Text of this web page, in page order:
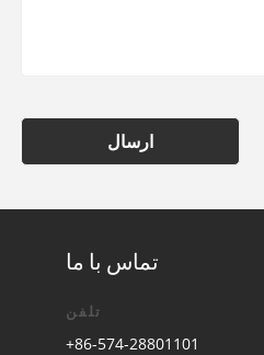
ارسال
تماس با ما
تلفن
+86-574-28801101